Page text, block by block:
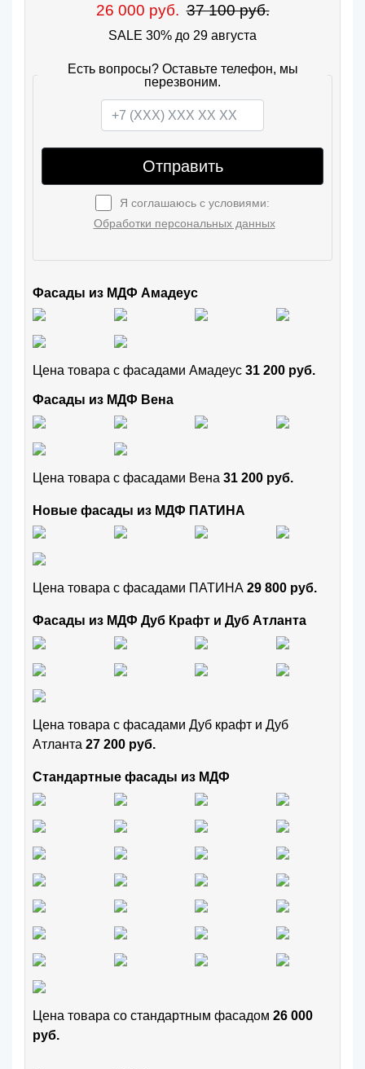
26 000 руб. 37 100 руб.
SALE 30% до 29 августа
Есть вопросы? Оставьте телефон, мы
перезвоним.
Отправить
Я соглашаюсь с условиями:
Обработки персональных данных
Фасады из МДФ Амадеус
Цена товара с фасадами Амадеус 31 200 руб.
Фасады из МДФ Вена
Цена товара с фасадами Вена 31 200 руб.
Новые фасады из МДФ ПАТИНА
Цена товара с фасадами ПАТИНА 29 800 руб.
Фасады из МДФ Дуб Крафт и Дуб Атланта
Цена товара с фасадами Дуб крафт и Дуб
Атланта 27 200 руб.
Стандартные фасады из МДФ
Цена товара cо стандартным фасадом 26 000
руб.